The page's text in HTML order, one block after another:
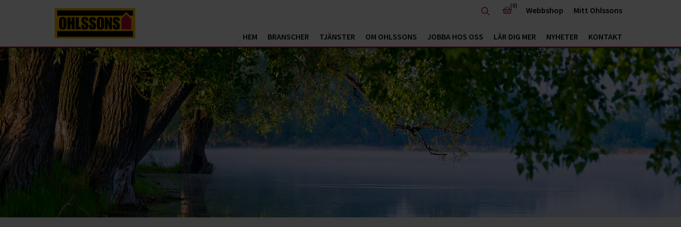
HEM BRANSCHER TJÄNSTER OM OHLSSONS JOBBA HOS OSS LÄR DIG MER NYHETER KONTAKT
(0) Webbshop Mitt Ohlssons